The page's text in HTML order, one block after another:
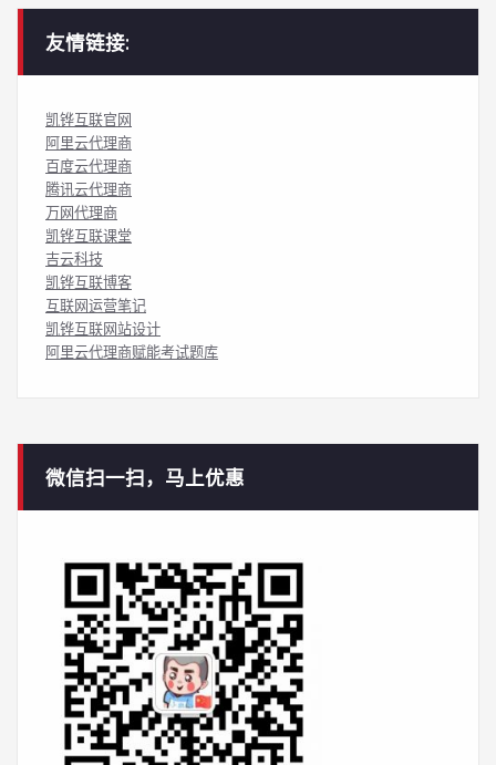
友情链接:
凯铧互联官网
阿里云代理商
百度云代理商
腾讯云代理商
万网代理商
凯铧互联课堂
吉云科技
凯铧互联博客
互联网运营笔记
凯铧互联网站设计
阿里云代理商赋能考试题库
微信扫一扫，马上优惠